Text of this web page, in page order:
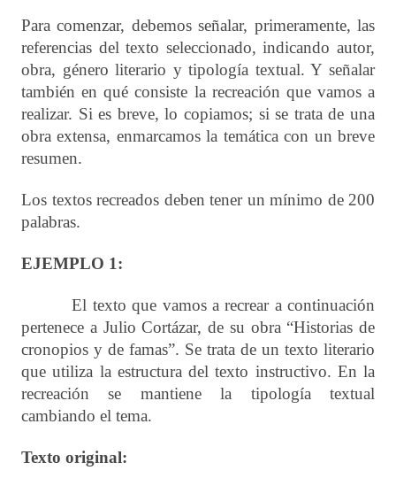
Para comenzar, debemos señalar, primeramente, las
referencias del texto seleccionado, indicando autor,
obra, género literario y tipología textual. Y señalar
también en qué consiste la recreación que vamos a
realizar. Si es breve, lo copiamos; si se trata de una
obra extensa, enmarcamos la temática con un breve
resumen.
Los textos recreados deben tener un mínimo de 200
palabras.
EJEMPLO 1:
El texto que vamos a recrear a continuación
pertenece a Julio Cortázar, de su obra “Historias de
cronopios y de famas”. Se trata de un texto literario
que utiliza la estructura del texto instructivo. En la
recreación se mantiene la tipología textual
cambiando el tema.
Texto original: